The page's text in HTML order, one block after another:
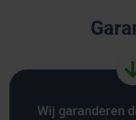
Wij garanderen